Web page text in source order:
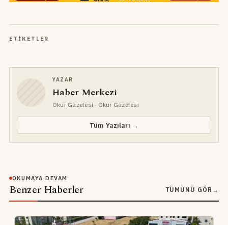
ETIKETLER
YAZAR
Haber Merkezi
Okur Gazetesi · Okur Gazetesi
Tüm Yazıları →
OKUMAYA DEVAM
Benzer Haberler TÜMÜNÜ GÖR →